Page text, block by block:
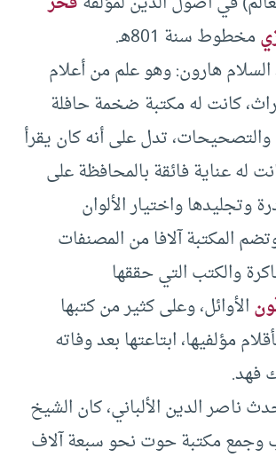
مخطوط سنة 801هـ.
هارون: وهو علم من أعلام
كانت له مكتبة ضخمة حافلة
والتصحيحات، تدل على أنه كان يقرأ
له عناية فائقة بالمحافظة على
وتجليدها واختيار الألوان
المكتبة آلافا من المصنفات
والكتب التي حققها
الأوائل، وعلى كثير من كتبها
مؤلفيها، ابتاعتها بعد وفاته
فهد.
ناصر الدين الألباني، كان الشيخ
وجمع مكتبة حوت نحو سبعة آلاف